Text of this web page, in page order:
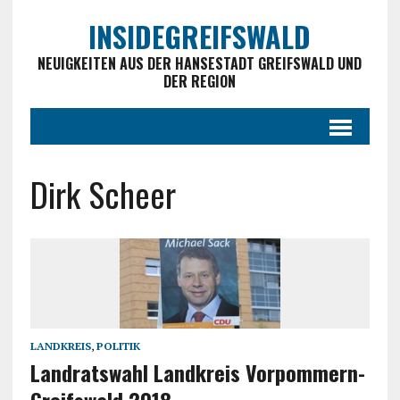
INSIDEGREIFSWALD
NEUIGKEITEN AUS DER HANSESTADT GREIFSWALD UND
DER REGION
Dirk Scheer
LANDKREIS, POLITIK
Landratswahl Landkreis Vorpommern-